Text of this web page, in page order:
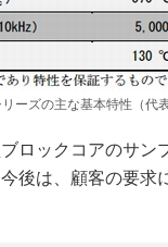
ーズの主な基本特性（
ロックコアのサン
後は、顧客の要求